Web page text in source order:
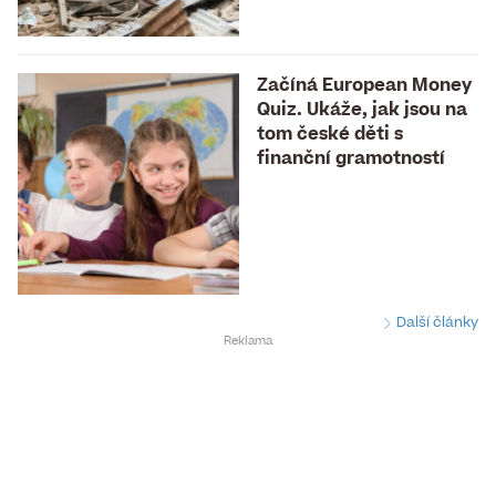
Začíná European Money
Quiz. Ukáže, jak jsou na
tom české děti s
finanční gramotností
Další články